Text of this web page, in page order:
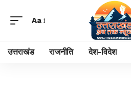
Aa
उत्तराखंड राजनीति देश-विदेश